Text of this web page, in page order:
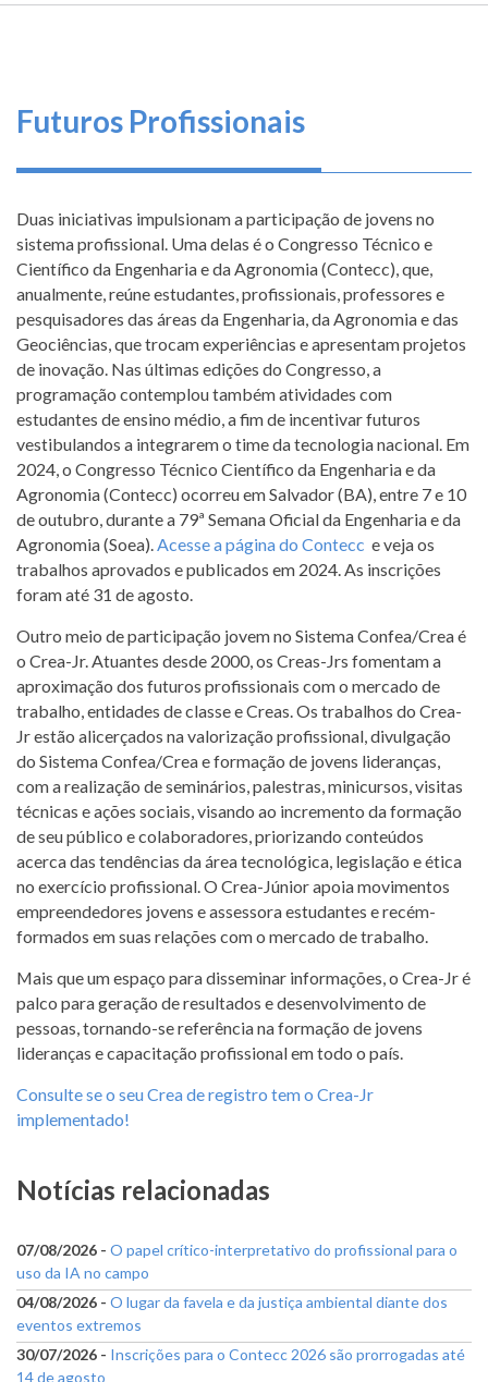
O
Serviços
Informe-
Fale
Conosco
Transparência
e
Prestação
de
Contas
TRILHA
FEDERAL
Futuros Profissionais
Duas iniciativas impulsionam a participação de jovens no
sistema profissional. Uma delas é o Congresso Técnico e
Científico da Engenharia e da Agronomia (Contecc), que,
anualmente, reúne estudantes, profissionais, professores e
pesquisadores das áreas da Engenharia, da Agronomia e das
Geociências, que trocam experiências e apresentam projetos
de inovação. Nas últimas edições do Congresso, a
programação contemplou também atividades com
estudantes de ensino médio, a fim de incentivar futuros
vestibulandos a integrarem o time da tecnologia nacional. Em
2024, o Congresso Técnico Científico da Engenharia e da
Agronomia (Contecc) ocorreu em Salvador (BA), entre 7 e 10
de outubro, durante a 79ª Semana Oficial da Engenharia e da
Agronomia (Soea). Acesse a página do Contecc e veja os
trabalhos aprovados e publicados em 2024. As inscrições
foram até 31 de agosto.
Outro meio de participação jovem no Sistema Confea/Crea é
o Crea-Jr. Atuantes desde 2000, os Creas-Jrs fomentam a
aproximação dos futuros profissionais com o mercado de
trabalho, entidades de classe e Creas. Os trabalhos do Crea-
Jr estão alicerçados na valorização profissional, divulgação
do Sistema Confea/Crea e formação de jovens lideranças,
com a realização de seminários, palestras, minicursos, visitas
técnicas e ações sociais, visando ao incremento da formação
de seu público e colaboradores, priorizando conteúdos
acerca das tendências da área tecnológica, legislação e ética
no exercício profissional. O Crea-Júnior apoia movimentos
empreendedores jovens e assessora estudantes e recém-
formados em suas relações com o mercado de trabalho.
Mais que um espaço para disseminar informações, o Crea-Jr é
palco para geração de resultados e desenvolvimento de
pessoas, tornando-se referência na formação de jovens
lideranças e capacitação profissional em todo o país.
Consulte se o seu Crea de registro tem o Crea-Jr
implementado!
Notícias relacionadas
07/08/2026 - O papel crítico-interpretativo do profissional para o
uso da IA no campo
04/08/2026 - O lugar da favela e da justiça ambiental diante dos
eventos extremos
30/07/2026 - Inscrições para o Contecc 2026 são prorrogadas até
14 de agosto